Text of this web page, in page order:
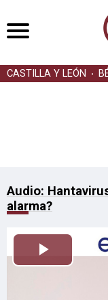
CASTILLA Y LEÓN
Audio:
alarma?